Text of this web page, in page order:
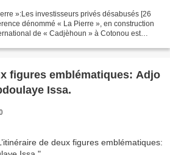
»:Les investisseurs privés désabusés [26
dénommé « La Pierre », en construction
de « Cadjèhoun » à Cotonou est
figures emblématiques: Adjo
Issa.